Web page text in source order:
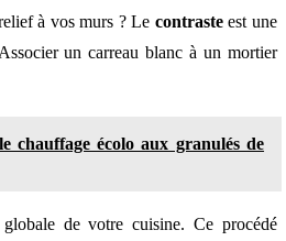
à vos murs ? Le contrasteest une
un carreau blanc à un mortier
chauffage écolo aux granulés de
de votre cuisine. Ce procédé